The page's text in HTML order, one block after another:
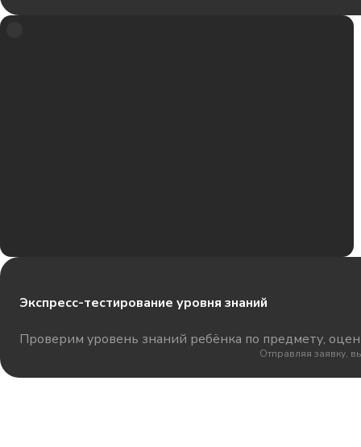
Экспресс-тестирование уровня знаний
Проверим уровень знаний ребёнка по предмету,
Отправляя заявку,